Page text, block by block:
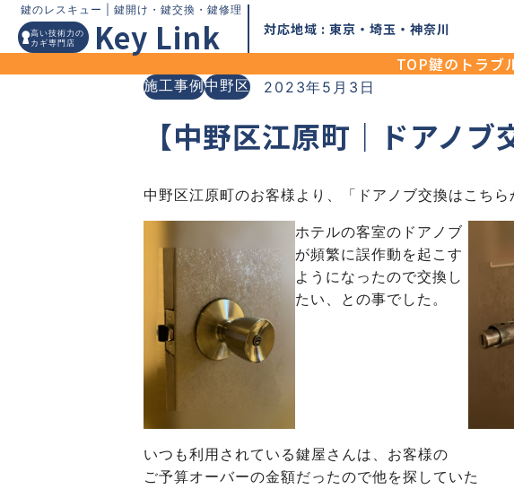
Skip鍵のレスキュー | 鍵開け・鍵交換・鍵修理
高い技術力の
カギ専門店
Key Link 対応地域 : 東京・埼玉・神奈川
TOP鍵のトラブ
施工事例中野区 2023年5月3日
【中野区江原町｜ドアノ
中野区江原町のお客様より、「ドアノブ交換はこち
ホテルの客室のドアノブ
が頻繁に誤作動を起こす
ようになったので交換し
たい、との事でした。
いつも利用されている鍵屋さんは、お客様の
ご予算オーバーの金額だったので他を探していた